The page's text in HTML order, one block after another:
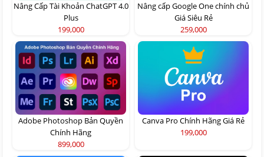
Nâng Cấp Tài Khoản ChatGPT 4.0
Plus
199,000
Nâng cấp Google One chính chủ
Giá Siêu Rẻ
259,000
Adobe Photoshop Bản Quyền
Chính Hãng
899,000
Canva Pro Chính Hãng Giá Rẻ
199,000